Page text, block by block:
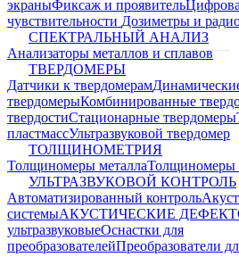
экраныФиксаж и проявитель
чувствительности Дозиметры и
СПЕКТРАЛЬНЫЙ АНАЛИЗ
Анализаторы металлов и сплавов
ТВЕРДОМЕРЫ
Датчики к твердомерам
твердомерыКомбинированные
твердостиСтационарные твердомеры
пластмассУльтразвуковой твердомер
ТОЛЩИНОМЕТРИЯ
Толщиномеры металлаТолщиномеры
УЛЬТРАЗВУКОВОЙ КОНТРОЛЬ
Автоматизированный контроль
системыАКУСТИЧЕСКИЕ
ультразвуковыеОснастки для
преобразователейПреобразователи